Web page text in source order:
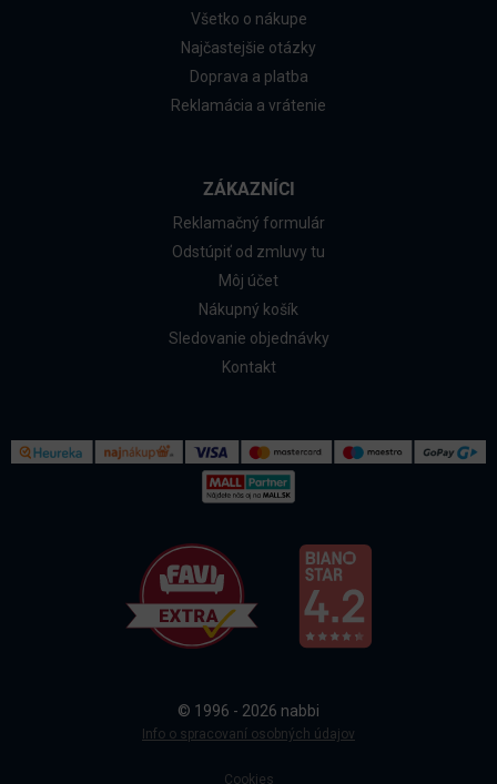
Doprava a platba
Všetko o nákupe
Najčastejšie otázky
Doprava a platba
Reklamácia a vrátenie
ZÁKAZNÍCI
Reklamačný formulár
Odstúpiť od zmluvy tu
Môj účet
Nákupný košík
Sledovanie objednávky
Kontakt
© 1996 - 2026 nabbi
Info o spracovaní osobných údajov
Cookies